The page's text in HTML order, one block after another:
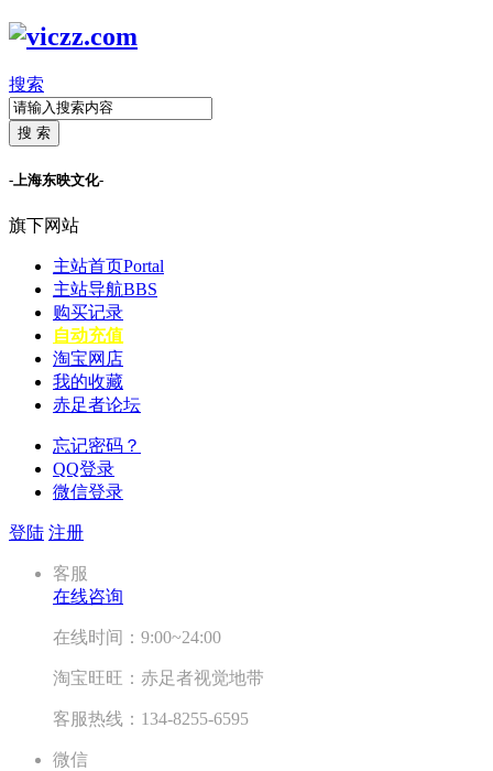
搜索
搜 索
-上海东映文化-
旗下网站
主站首页Portal
主站导航BBS
购买记录
自动充值
淘宝网店
我的收藏
赤足者论坛
忘记密码？
QQ登录
微信登录
登陆 注册
客服
在线咨询
在线时间：9:00~24:00
淘宝旺旺：赤足者视觉地带
客服热线：134-8255-6595
微信